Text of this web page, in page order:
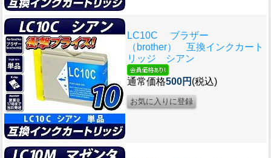
LC10C ブラザー
（brother） 互換インクカート
リッジ シアン
通常価格500円 (税込)